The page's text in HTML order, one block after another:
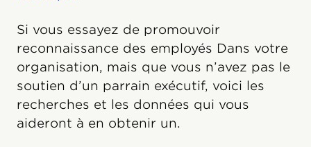
Si vous essayez de promouvoir
reconnaissance des employés Dans votre
organisation, mais que vous n’avez pas le
soutien d’un parrain exécutif, voici les
recherches et les données qui vous
aideront à en obtenir un.